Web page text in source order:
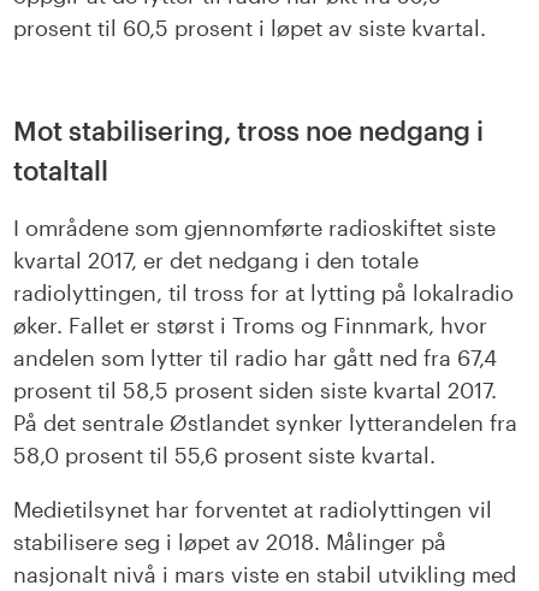
prosent til 60,5 prosent i løpet av siste kvartal.
Mot stabilisering, tross noe nedgang i
totaltall
I områdene som gjennomførte radioskiftet siste
kvartal 2017, er det nedgang i den totale
radiolyttingen, til tross for at lytting på lokalradio
øker. Fallet er størst i Troms og Finnmark, hvor
andelen som lytter til radio har gått ned fra 67,4
prosent til 58,5 prosent siden siste kvartal 2017.
På det sentrale Østlandet synker lytterandelen fra
58,0 prosent til 55,6 prosent siste kvartal.
Medietilsynet har forventet at radiolyttingen vil
stabilisere seg i løpet av 2018. Målinger på
nasjonalt nivå i mars viste en stabil utvikling med